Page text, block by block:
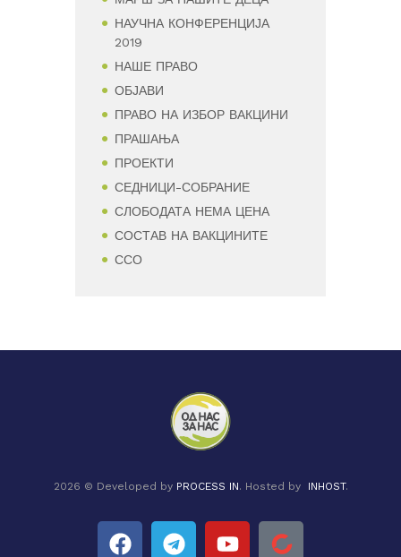
НАУЧНА КОНФЕРЕНЦИЈА
2019
НАШЕ ПРАВО
ОБЈАВИ
ПРАВО НА ИЗБОР ВАКЦИНИ
ПРАШАЊА
ПРОЕКТИ
СЕДНИЦИ-СОБРАНИЕ
СЛОБОДАТА НЕМА ЦЕНА
СОСТАВ НА ВАКЦИНИТЕ
ССО
2026 © Developed by PROCESS IN. Hosted by INHOST.